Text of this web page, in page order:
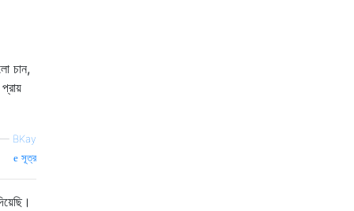
চান,
— BKay
সূত্র